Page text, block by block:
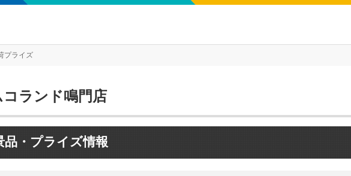
プライズ
ランド鳴門店
品・プライズ情報